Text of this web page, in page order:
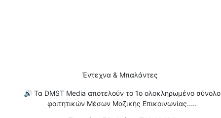
Έντεχνα & Μπαλάντες
🔊Τα DMST Media αποτελούν το 1o ολοκληρωμένο σύνολο
φοιτητικών Μέσων Μαζικής Επικοινωνίας.....